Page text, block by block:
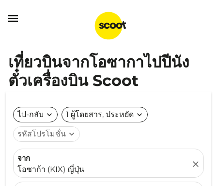

เที่ยวบินจากโอซากาไปปีนัง
ตั๋วเครื่องบิน Scoot
ไป-กลับ expand_more 1 ผู้โดยสาร, ประหยัด expand_more
รหัสโปรโมชั่น expand_more
จาก
โอซาก้า (KIX) ญี่ปุ่น
close